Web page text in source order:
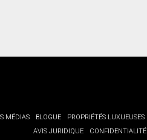
MÉDIAS BLOGUE PROPRIÉTÉS LUXUEUSES
AVIS JURIDIQUE
CONFIDENTIALITÉ